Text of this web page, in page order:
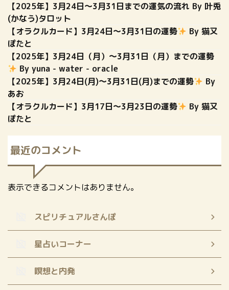
【2025年】3月24日～3月31日までの運気の流れ By 叶兎
(かなう)タロット
【オラクルカード】3月24日〜3月31日の運勢
By 猫又
ぽたと
【2025年】3月24日（月）〜3月31日（月）までの運勢
By yuna - water - oracle
【2025年】3月24日(月)〜3月31日(月)までの運勢
By
あお
【オラクルカード】3月17日〜3月23日の運勢
By 猫又
ぽたと
最近のコメント
表示できるコメントはありません。
スピリチュアルさんぽ
星占いコーナー
瞑想と内発